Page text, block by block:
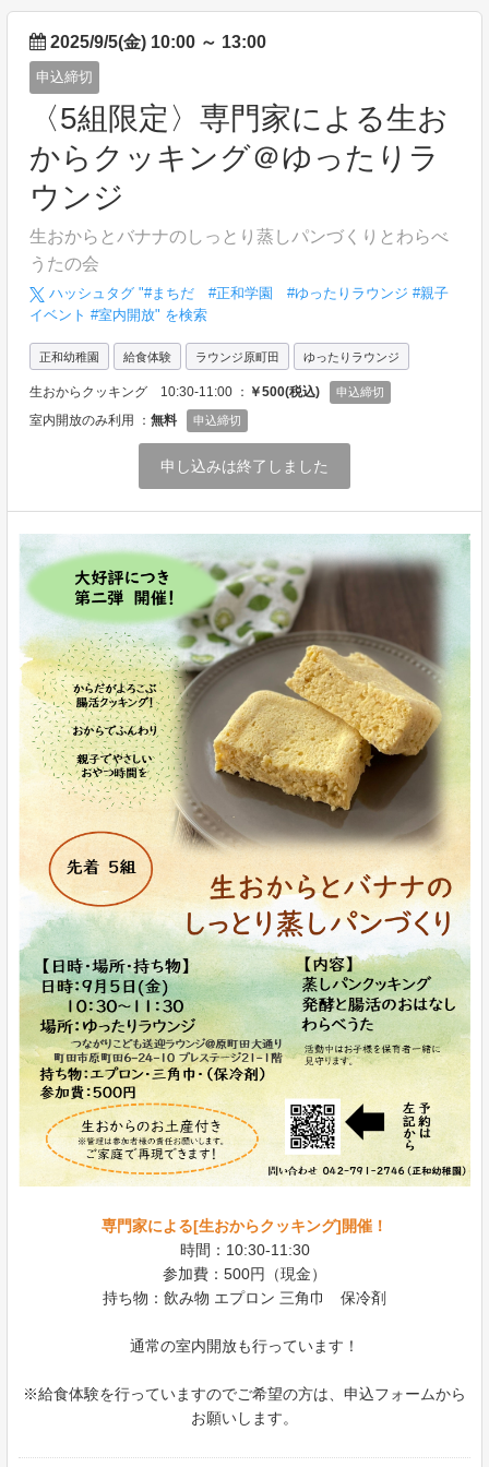
2025/9/5(金) 10:00 ～ 13:00
申込締切
〈5組限定〉専門家による生お
からクッキング＠ゆったりラ
ウンジ
生おからとバナナのしっとり蒸しパンづくりとわらべ
うたの会
ハッシュタグ "#まちだ #正和学園 #ゆったりラウンジ #親子
イベント #室内開放" を検索
正和幼稚園 給食体験 ラウンジ原町田 ゆったりラウンジ
生おからクッキング 10:30-11:00 ： ￥500(税込) 申込締切
室内開放のみ利用 ： 無料 申込締切
申し込みは終了しました
専門家による[生おからクッキング]開催！
時間：10:30-11:30
参加費：500円（現金）
持ち物：飲み物 エプロン 三角巾 保冷剤
通常の室内開放も行っています！
※給食体験を行っていますのでご希望の方は、申込フォームから
お願いします。